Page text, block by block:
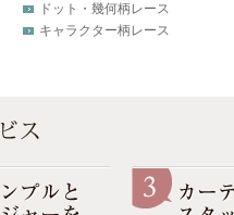
ドット・幾何柄レース
キャラクター柄レース